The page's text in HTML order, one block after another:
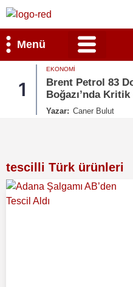
Menü
1
EKONOMI
Brent Petrol 83
Boğazı’nda
Yazar: Caner Bulut
tescilli Türk ürünleri